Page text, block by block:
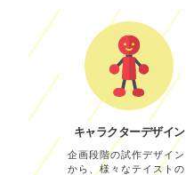
キャラクターデザイン
企画段階の試作デザイン
から、様々なテイストの